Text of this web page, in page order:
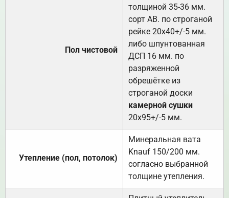
Пол чистовой
толщиной 35-36 мм.
сорт АВ. по строганой
рейке 20х40+/-5 мм.
либо шпунтованная
ДСП 16 мм. по
разряженной
обрешётке из
строганой доски
камерной сушки
20х95+/-5 мм.
Утепление (пол, потолок)
Минеральная вата
Knauf 150/200 мм.
согласно выбранной
толщине утепления.